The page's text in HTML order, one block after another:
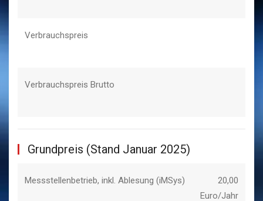
Verbrauchspreis
Verbrauchspreis Brutto
Grundpreis (Stand Januar 2025)
Messstellenbetrieb, inkl. Ablesung (iMSys)
20,00
Euro/Jahr